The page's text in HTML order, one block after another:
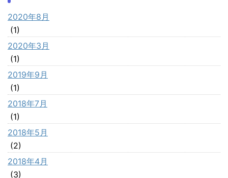
2020年8月
(1)
2020年3月
(1)
2019年9月
(1)
2018年7月
(1)
2018年5月
(2)
2018年4月
(3)